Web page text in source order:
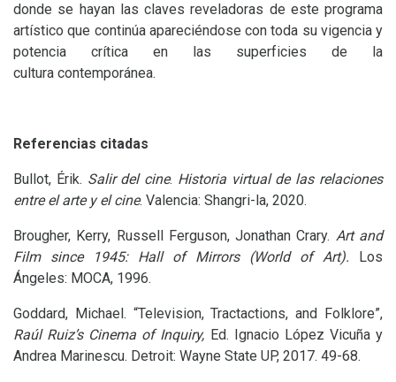
donde se hayan las claves reveladoras de este programa
artístico que continúa apareciéndose con toda su vigencia y
potencia crítica en las superficies de la
cultura contemporánea.
Referencias citadas
Bullot, Érik. Salir del cine. Historia virtual de las relaciones
entre el arte y el cine. Valencia: Shangri-la, 2020.
Brougher, Kerry, Russell Ferguson, Jonathan Crary. Art and
Film since 1945: Hall of Mirrors (World of Art). Los
Ángeles: MOCA, 1996.
Goddard, Michael. “Television, Tractactions, and Folklore”,
Raúl Ruiz’s Cinema of Inquiry, Ed. Ignacio López Vicuña y
Andrea Marinescu. Detroit: Wayne State UP, 2017. 49-68.